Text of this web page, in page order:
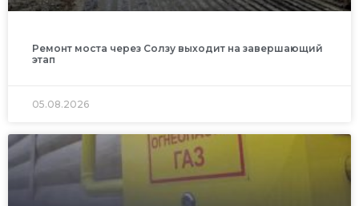
Ремонт моста через Солзу выходит на завершающий
этап
05.08.2026